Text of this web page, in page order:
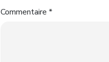
Commentaire *